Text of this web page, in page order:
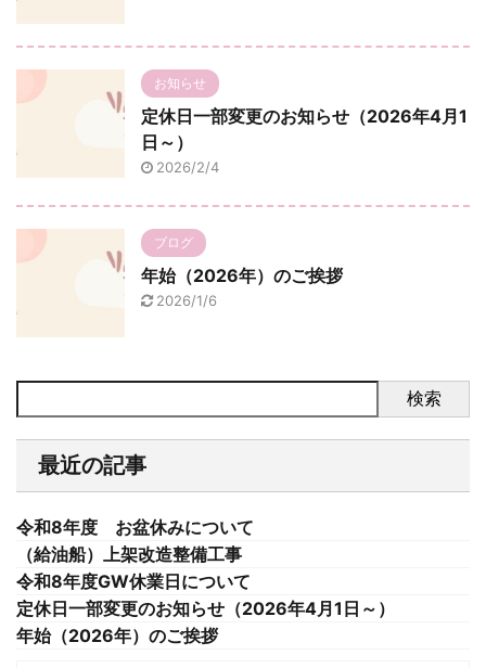
お知らせ
定休日一部変更のお知らせ（2026年4月1
日～）
2026/2/4
ブログ
年始（2026年）のご挨拶
2026/1/6
検索
最近の記事
令和8年度 お盆休みについて
（給油船）上架改造整備工事
令和8年度GW休業日について
定休日一部変更のお知らせ（2026年4月1日～）
年始（2026年）のご挨拶